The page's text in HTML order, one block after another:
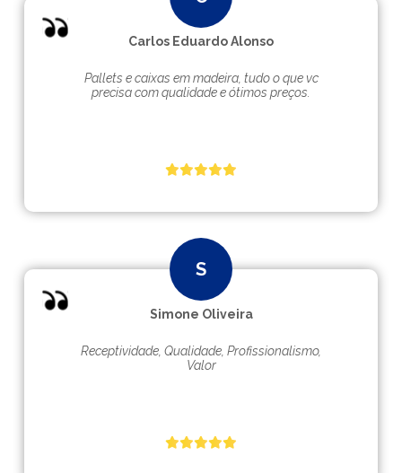
Carlos Eduardo Alonso
Pallets e caixas em madeira, tudo o que vc
precisa com qualidade e ótimos preços.
Simone Oliveira
Receptividade, Qualidade, Profissionalismo,
Valor